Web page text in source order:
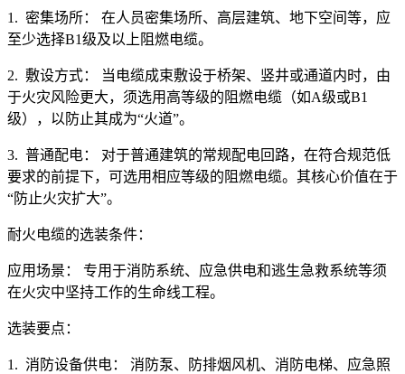
1. 密集场所： 在人员密集场所、高层建筑、地下空间等，应
至少选择B1级及以上阻燃电缆。
2. 敷设方式： 当电缆成束敷设于桥架、竖井或通道内时，由
于火灾风险更大，须选用高等级的阻燃电缆（如A级或B1
级），以防止其成为“火道”。
3. 普通配电： 对于普通建筑的常规配电回路，在符合规范低
要求的前提下，可选用相应等级的阻燃电缆。其核心价值在于
“防止火灾扩大”。
耐火电缆的选装条件：
应用场景： 专用于消防系统、应急供电和逃生急救系统等须
在火灾中坚持工作的生命线工程。
选装要点：
1. 消防设备供电： 消防泵、防排烟风机、消防电梯、应急照